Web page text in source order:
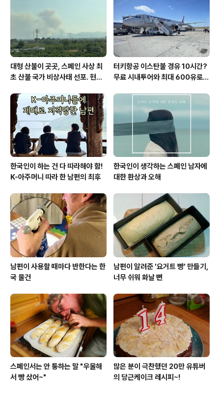
에서 환경교육사로 일하는 남편은 순간 의심했지만, 굳이
따지지 않고 퇴근길이 바빠 집으로 그냥 왔습니다. 그런데
대형 산불이 곳곳, 스페인 사상 최
초 산불 국가 비상사태 선포. 현지
터키항공 이스탄불 경유 10시간?
무료 시내투어와 최대 600유로
한국인이 하는 건 다 따라해야 함!
K-아주머니 따라 한 남편의 최후
한국인이 생각하는 스페인 남자에
대한 환상과 오해
남편이 사용할 때마다 반한다는 한
국 물건
남편이 알려준 '요거트 빵' 만들기,
너무 쉬워 화날 뻔
스페인서는 안 통하는 말 "우울해
서 빵 샀어~"
많은 분이 극찬했던 20만 유튜버
의 당근케이크 레시피~!